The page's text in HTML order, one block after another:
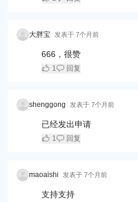
大胖宝 发表于 7个月前
666，很赞
1 回复
shenggong 发表于 7个月前
已经发出申请
1 回复
maoaishi 发表于 7个月前
支持支持